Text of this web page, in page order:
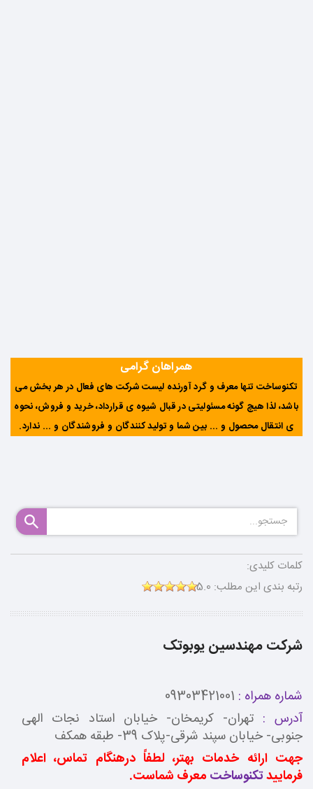
همراهان گرامی
تکنوساخت تنها معرف و گرد آورنده لیست شرکت های فعال در هر بخش می
باشد، لذا هیچ گونه مسئولیتی در قبال شیوه ی قرارداد، خرید و فروش، نحوه
ی انتقال محصول و ... بین شما و تولید کنندگان و فروشندگان و ... ندارد.
کلمات کلیدی:
رتبه بندی این مطلب: 5.0
شرکت مهندسین یوبوتک
شماره همراه :
آدرس : تهران- کریمخان- خیابان استاد نجات الهی
جنوبی- خیابان سپند شرقی-پلاک 39- طبقه همکف
جهت ارائه خدمات بهتر، لطفاً درهنگام تماس، اعلام
فرماییدتکنوساخت معرف شماست.